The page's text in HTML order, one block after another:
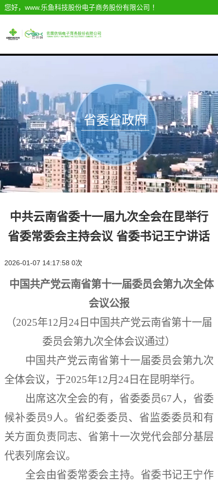
您好，www.乐鱼科技股份电子商务股份有限公司 ！
省委省政府
信息
中共云南省委十一届九次全会在昆举行
省委常委会主持会议 省委书记王宁讲话
2026-01-07 14:17:58 0次
中国共产党云南省第十一届委员会第九次全体
会议公报
（2025年12月24日中国共产党云南省第十一届
委员会第九次全体会议通过）
中国共产党云南省第十一届委员会第九次
全体会议，于2025年12月24日在昆明举行。
出席这次全会的有，省委委员67人，省委
候补委员9人。省纪委委员、省监委委员和有
关方面负责同志、省第十一次党代会部分基层
代表列席会议。
全会由省委常委会主持。省委书记王宁作